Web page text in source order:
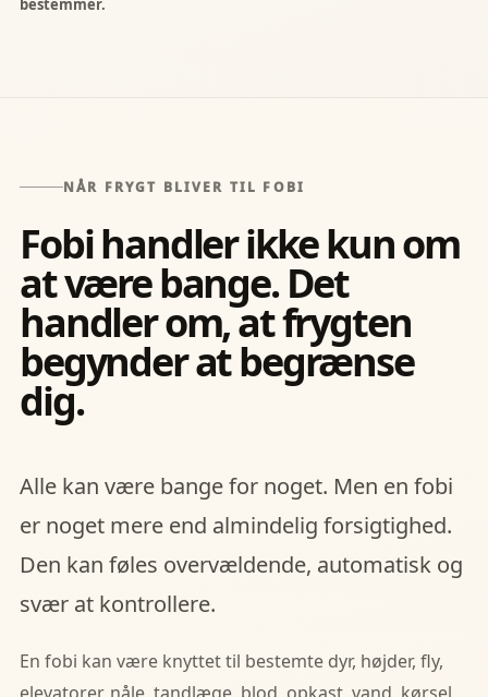
bestemmer.
NÅR FRYGT BLIVER TIL FOBI
Fobi handler ikke kun om
at være bange. Det
handler om, at frygten
begynder at begrænse
dig.
Alle kan være bange for noget. Men en fobi
er noget mere end almindelig forsigtighed.
Den kan føles overvældende, automatisk og
svær at kontrollere.
En fobi kan være knyttet til bestemte dyr, højder, fly,